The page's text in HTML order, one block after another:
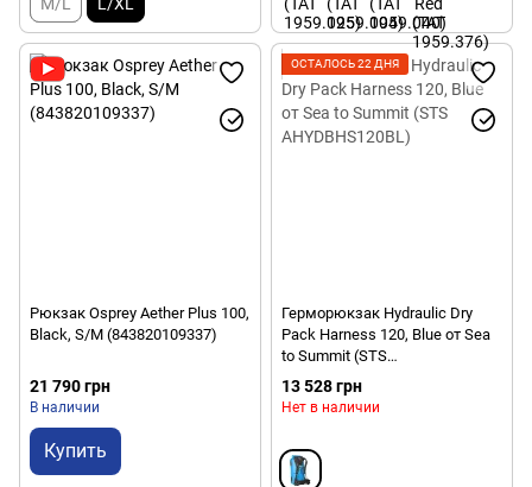
Рюкзак Osprey Aether Plus 100,
Black, S/M (843820109337)
21 790 грн
В наличии
Купить
ОСТАЛОСЬ 22 ДНЯ
Герморюкзак Hydraulic Dry
Pack Harness 120, Blue от Sea
to Summit (STS
AHYDBHS120BL)
13 528 грн
Нет в наличии